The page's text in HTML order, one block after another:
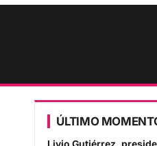
ÚLTIMO
Livio Gutiérrez,